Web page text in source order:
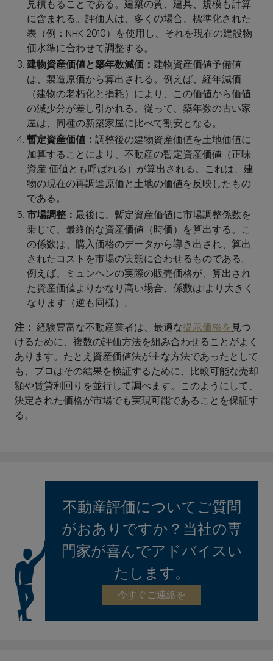
見積もることである。建築の質、建具、規模も計算
に含まれる。評価人は、多くの場合、標準化された
表（例：NHK 2010）を使用し、それを現在の建設物
価水準に合わせて調整する。
建物資産価値と築年数減価： 建物資産価値予備値
は、製造原価から算出される。例えば、経年減価
（建物の老朽化と損耗）により、この価値から価値
の減少分が差し引かれる。従って、築年数の古い家
屋は、同種の新築家屋に比べて割安となる。
暫定資産価値： 調整後の建物資産価値を土地価値に
加算することにより、不動産の暫定資産価値（正味
資産 価値とも呼ばれる）が算出される。これは、建
物の現在の再調達原価と土地の価値を反映したもの
である。
市場調整： 最後に、暫定資産価値に市場調整係数を
乗じて、最終的な資産価値（時価）を算出する。こ
の係数は、購入価格のデータから導き出され、算出
されたコストを市場の実態に合わせるものである。
例えば、ミュンヘンの実際の販売価格が、算出され
た資産価値よりかなり高い場合、係数は1より大きく
なります（逆も同様）。
注： 経験豊富な不動産業者は、最適な提示価格を見つ
けるために、複数の評価方法を組み合わせることがよく
あります。たとえ資産価値法が主な方法であったとして
も、プロはその結果を検証するために、比較可能な売却
額や賃貸利回りを並行して調べます。このようにして、
決定された価格が市場でも実現可能であることを保証す
る。
不動産評価についてご質問
がおありですか？当社の専
門家が喜んでアドバイスい
たします。
今すぐご連絡を